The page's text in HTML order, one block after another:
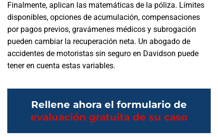
Finalmente, aplican las matemáticas de la póliza. Límites
disponibles, opciones de acumulación, compensaciones
por pagos previos, gravámenes médicos y subrogación
pueden cambiar la recuperación neta. Un abogado de
accidentes de motoristas sin seguro en Davidson puede
tener en cuenta estas variables.
Rellene ahora el formulario de
evaluación gratuita de su caso